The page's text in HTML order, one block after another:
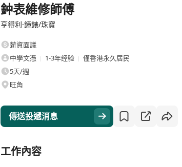
鈡表維修師傅
亨得利·鐘錶/珠寶
薪資面議
中學文憑
1-3年经验
僅香港永久居民
5天/週
旺角
傳送投遞消息
工作內容